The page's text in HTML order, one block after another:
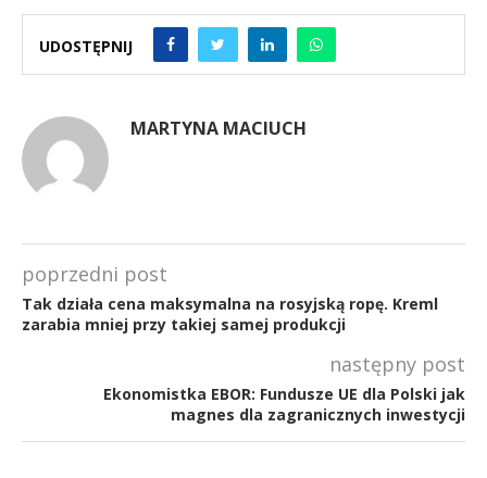
UDOSTĘPNIJ
MARTYNA MACIUCH
poprzedni post
Tak działa cena maksymalna na rosyjską ropę. Kreml
zarabia mniej przy takiej samej produkcji
następny post
Ekonomistka EBOR: Fundusze UE dla Polski jak
magnes dla zagranicznych inwestycji